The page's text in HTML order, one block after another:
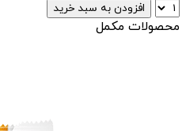
افزودن به سبد خرید
محصولات مکمل